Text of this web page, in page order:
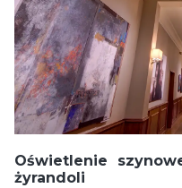
Oświetlenie
żyrandoli